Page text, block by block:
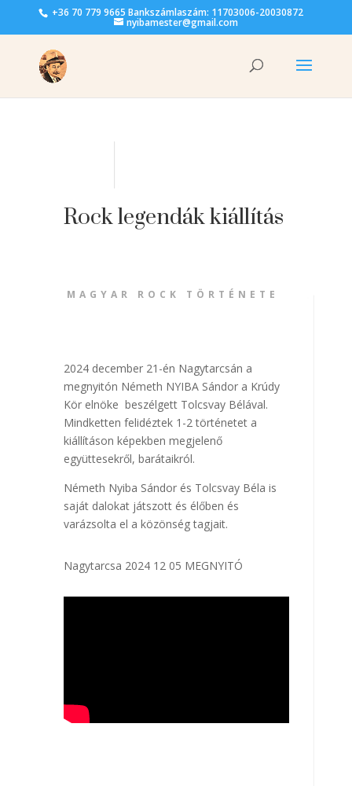
+36 70 779 9665 Bankszámlaszám: 11703006-20030872
nyibamester@gmail.com
Rock legendák kiállítás
MAGYAR ROCK TÖRTÉNETE
2024 december 21-én Nagytarcsán a
megnyitón Németh NYIBA Sándor a Krúdy
Kör elnöke beszélgett Tolcsvay Bélával.
Mindketten felidéztek 1-2 történetet a
kiállításon képekben megjelenő
együttesekről, barátaikról.
Németh Nyiba Sándor és Tolcsvay Béla is
saját dalokat játszott és élőben és
varázsolta el a közönség tagjait.
Nagytarcsa 2024 12 05 MEGNYITÓ